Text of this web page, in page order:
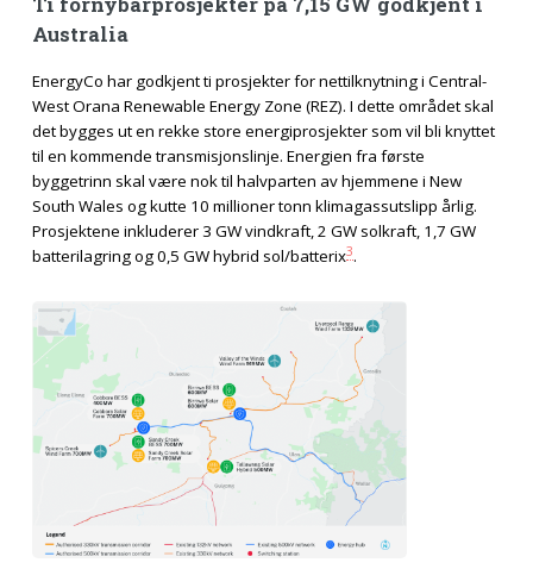
Australia
EnergyCo har godkjent ti prosjekter for nettilknytning i Central-
West Orana Renewable Energy Zone (REZ). I dette området skal
det bygges ut en rekke store energiprosjekter som vil bli knyttet
til en kommende transmisjonslinje. Energien fra første
byggetrinn skal være nok til halvparten av hjemmene i New
South Wales og kutte 10 millioner tonn klimagassutslipp årlig.
Prosjektene inkluderer 3 GW vindkraft, 2 GW solkraft, 1,7 GW
batterilagring og 0,5 GW hybrid sol/batterix3.